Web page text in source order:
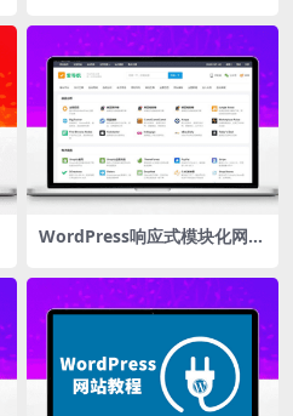
WordPress响应式模块化网址